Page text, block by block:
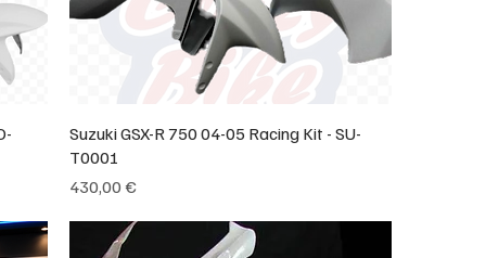
Suzuki GSX-R 750 04-05 Racing Kit - SU-
T0001
Prix
430,00 €